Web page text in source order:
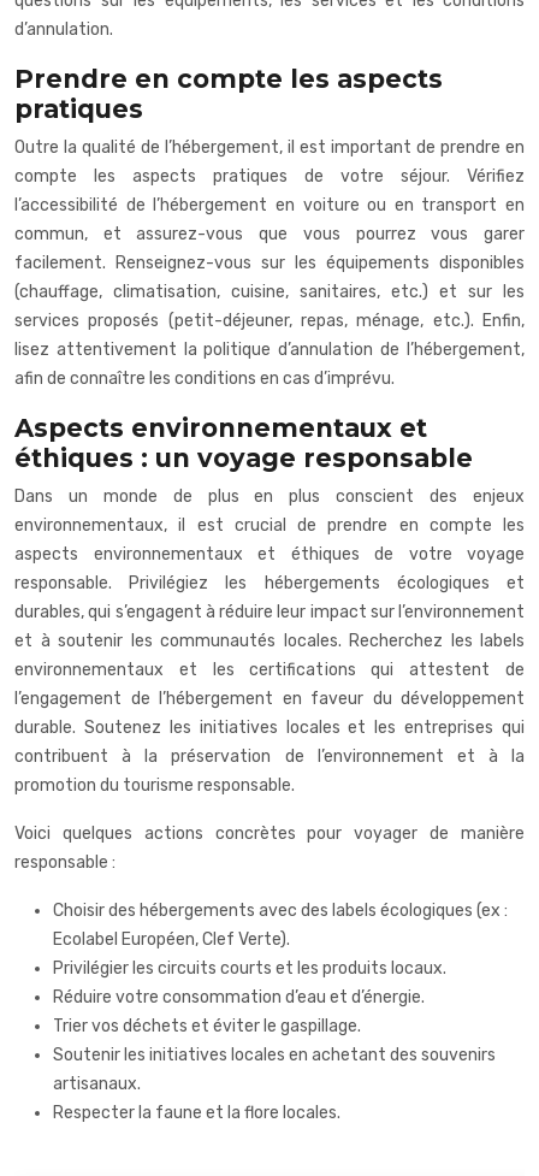
d’annulation.
Prendre en compte les aspects
pratiques
Outre la qualité de l’hébergement, il est important de prendre en
compte les aspects pratiques de votre séjour. Vérifiez
l’accessibilité de l’hébergement en voiture ou en transport en
commun, et assurez-vous que vous pourrez vous garer
facilement. Renseignez-vous sur les équipements disponibles
(chauffage, climatisation, cuisine, sanitaires, etc.) et sur les
services proposés (petit-déjeuner, repas, ménage, etc.). Enfin,
lisez attentivement la politique d’annulation de l’hébergement,
afin de connaître les conditions en cas d’imprévu.
Aspects environnementaux et
éthiques : un voyage responsable
Dans un monde de plus en plus conscient des enjeux
environnementaux, il est crucial de prendre en compte les
aspects environnementaux et éthiques de votre voyage
responsable. Privilégiez les hébergements écologiques et
durables, qui s’engagent à réduire leur impact sur l’environnement
et à soutenir les communautés locales. Recherchez les labels
environnementaux et les certifications qui attestent de
l’engagement de l’hébergement en faveur du développement
durable. Soutenez les initiatives locales et les entreprises qui
contribuent à la préservation de l’environnement et à la
promotion du tourisme responsable.
Voici quelques actions concrètes pour voyager de manière
responsable :
Choisir des hébergements avec des labels écologiques (ex :
Ecolabel Européen, Clef Verte).
Privilégier les circuits courts et les produits locaux.
Réduire votre consommation d’eau et d’énergie.
Trier vos déchets et éviter le gaspillage.
Soutenir les initiatives locales en achetant des souvenirs
artisanaux.
Respecter la faune et la flore locales.